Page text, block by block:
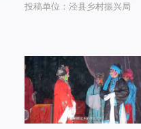
投稿单位：泾县乡村振兴局